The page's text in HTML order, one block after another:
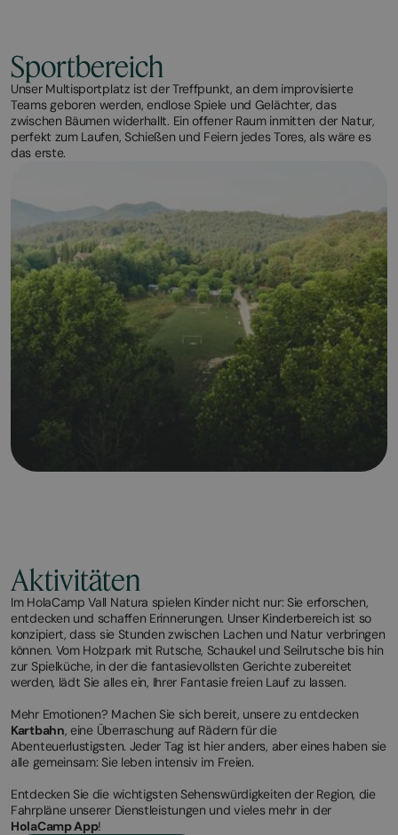
Sportbereich
Unser Multisportplatz ist der Treffpunkt, an dem improvisierte
Teams geboren werden, endlose Spiele und Gelächter, das
zwischen Bäumen widerhallt. Ein offener Raum inmitten der Natur,
perfekt zum Laufen, Schießen und Feiern jedes Tores, als wäre es
das erste.
Aktivitäten
Im HolaCamp Vall Natura spielen Kinder nicht nur: Sie erforschen,
entdecken und schaffen Erinnerungen. Unser Kinderbereich ist so
konzipiert, dass sie Stunden zwischen Lachen und Natur verbringen
können. Vom Holzpark mit Rutsche, Schaukel und Seilrutsche bis hin
zur Spielküche, in der die fantasievollsten Gerichte zubereitet
werden, lädt Sie alles ein, Ihrer Fantasie freien Lauf zu lassen.
Mehr Emotionen? Machen Sie sich bereit, unsere zu entdecken
Kartbahn, eine Überraschung auf Rädern für die
Abenteuerlustigsten. Jeder Tag ist hier anders, aber eines haben sie
alle gemeinsam: Sie leben intensiv im Freien.
Entdecken Sie die wichtigsten Sehenswürdigkeiten der Region, die
Fahrpläne unserer Dienstleistungen und vieles mehr in der
HolaCamp App!